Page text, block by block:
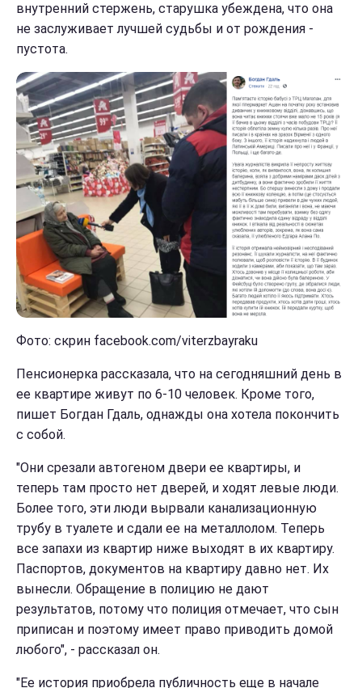
внутренний стержень, старушка убеждена, что она
не заслуживает лучшей судьбы и от рождения -
пустота.
Фото: скрин facebook.com/viterzbayraku
Пенсионерка рассказала, что на сегодняшний день в
ее квартире живут по 6-10 человек. Кроме того,
пишет Богдан Гдаль, однажды она хотела покончить
с собой.
"Они срезали автогеном двери ее квартиры, и
теперь там просто нет дверей, и ходят левые люди.
Более того, эти люди вырвали канализационную
трубу в туалете и сдали ее на металлолом. Теперь
все запахи из квартир ниже выходят в их квартиру.
Паспортов, документов на квартиру давно нет. Их
вынесли. Обращение в полицию не дают
результатов, потому что полиция отмечает, что сын
приписан и поэтому имеет право приводить домой
любого", - рассказал он.
"Ее история приобрела публичность еще в начале